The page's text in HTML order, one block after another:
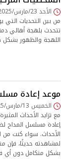
الأحد 23/مارس/2025 - 07:51 م
من بين التحديات
تتحدث بلهجة أهالي
اللهجة والظهور
موعد إعادة مسلسل المداح 5
الخميس 13/مارس/2025 - 07:20 ص
مع تزايد الأحداث
إعادة مسلسل المداح
الأحداث. سواء كنت من
لمشاهدته حديثًا، فإن
بشكل متكامل دون أي